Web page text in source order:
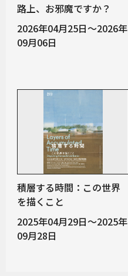
路上、お邪魔ですか？
2026年04月25日～2026年
09月06日
積層する時間：この世界
を描くこと
2025年04月29日～2025年
09月28日